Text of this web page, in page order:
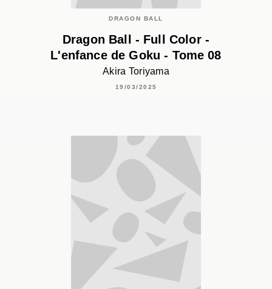
DRAGON BALL
Dragon Ball - Full Color -
L'enfance de Goku - Tome 08
Akira Toriyama
19/03/2025